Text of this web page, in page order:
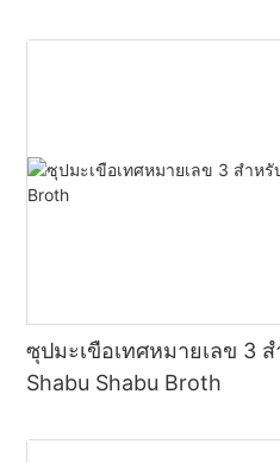
ซุปมะเขือเทศหมายเลข 3
Shabu Shabu Broth